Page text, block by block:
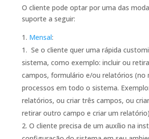
O cliente pode optar por uma das
suporte a seguir:
Mensal:
Se o cliente quer uma rápida
sistema, como exemplo: incluir ou
campos, formulário e/ou relatórios (no
processos em todo o sistema.
relatórios, ou criar três campos, ou
retirar outro campo e criar um
O cliente precisa de um auxílio na